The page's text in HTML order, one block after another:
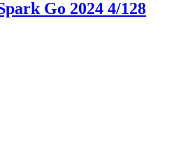
Go 2024 4/128